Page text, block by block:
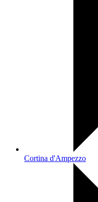
Cortina d'Ampezzo